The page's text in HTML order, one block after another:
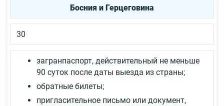
Босния и Герцеговина
30
загранпаспорт, действительный не меньше
90 суток после даты выезда из страны;
обратные билеты;
пригласительное письмо или документ,